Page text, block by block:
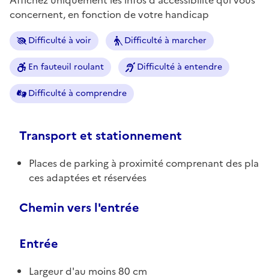
concernent, en fonction de votre handicap
Difficulté à voir Difficulté à marcher
En fauteuil roulant Difficulté à entendre
Difficulté à comprendre
Transport et stationnement
Places de parking à proximité comprenant des pla
ces adaptées et réservées
Chemin vers l'entrée
Entrée
Largeur d'au moins 80 cm